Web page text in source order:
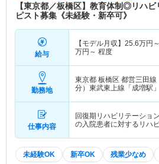
【東京都／板橋区】教育体制◎リハ
ピスト募集《未経験・新卒可》
給与
【モデル月収】 25.6万円～
万円～ 程度
勤務地
東京都 板橋区 都営三田線
分）東武東上線「成増駅
仕事内容
回復期リハビリテーショ
の入院患者に対するリハ
未経験OK 新卒OK 残業少なめ